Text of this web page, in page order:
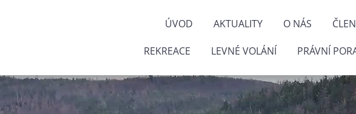
ÚVOD AKTUALITY O NÁS
REKREACE LEVNÉ VOLÁNÍ PRÁVNÍ